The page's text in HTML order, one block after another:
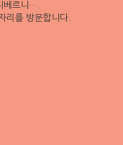
베르니….
리를 방문합니다.